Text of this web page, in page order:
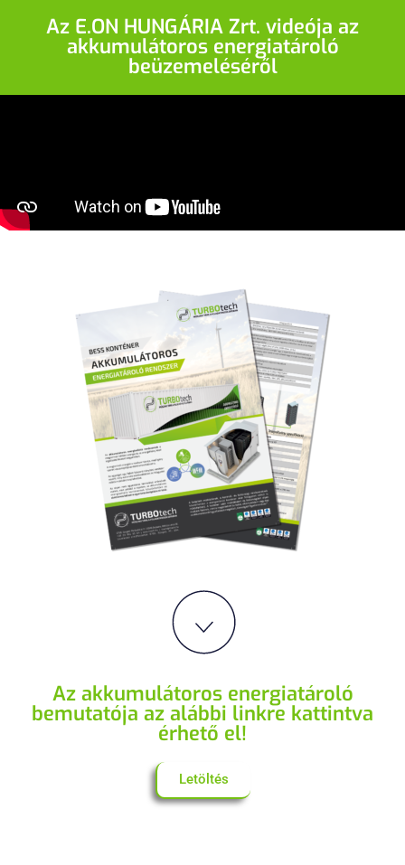
Az E.ON HUNGÁRIA Zrt. videója az
akkumulátoros energiatároló
beüzemeléséről
Az akkumulátoros energiatároló
bemutatója az alábbi linkre kattintva
érhető el!
Letöltés